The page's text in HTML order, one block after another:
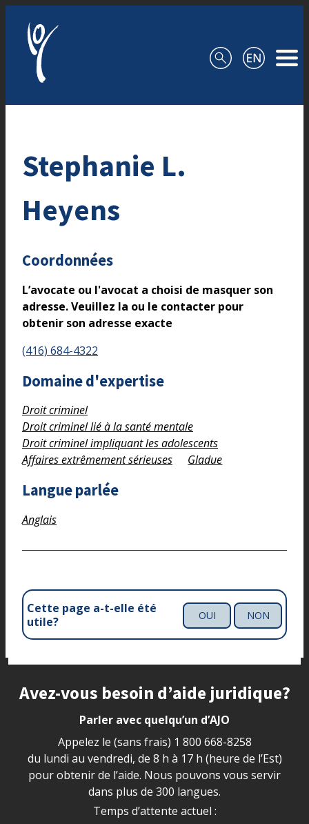
Stephanie L.
Heyens
Coordonnées
L’avocate ou l'avocat a choisi de masquer son
adresse. Veuillez la ou le contacter pour
obtenir son adresse exacte
(416) 684-4322
Domaine d'expertise
Droit criminel
Droit criminel lié à la santé mentale
Droit criminel impliquant les adolescents
Affaires extrêmement sérieuses
Gladue
Langue parlée
Anglais
Cette page a-t-elle été
utile?
OUI NON
Site footer
Avez-vous besoin d’aide juridique?
Parler avec quelqu’un d’AJO
Appelez le (sans frais) 1 800 668-8258
du lundi au vendredi, de 8 h à 17 h (heure de l’Est)
pour obtenir de l’aide. Nous pouvons vous servir
dans plus de 300 langues.
Temps d’attente actuel :